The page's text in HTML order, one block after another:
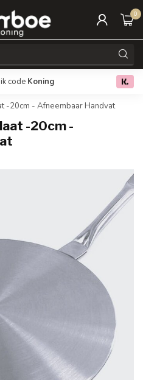
0
code Koning Gratis
-20cm - Afneembaar Handvat
-20cm -